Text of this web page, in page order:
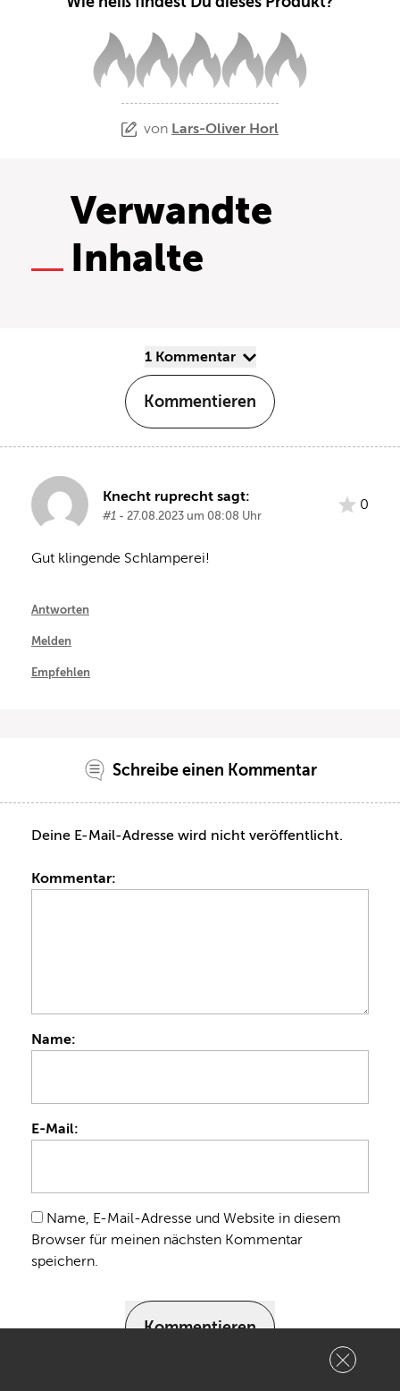
von Lars-Oliver Horl
Verwandte
Inhalte
1 Kommentar
Kommentieren
Knecht ruprecht sagt:
#1 - 27.08.2023 um 08:08 Uhr
0
Gut klingende Schlamperei!
Antworten
Melden
Empfehlen
Schreibe einen Kommentar
Deine E-Mail-Adresse wird nicht veröffentlicht.
Kommentar:
Name:
E-Mail:
Name, E-Mail-Adresse und Website in diesem
Browser für meinen nächsten Kommentar
speichern.
Kommentieren